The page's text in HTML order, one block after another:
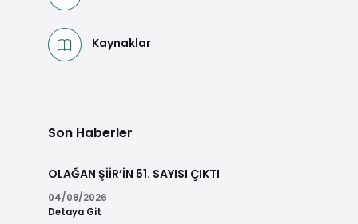
Kaynaklar
Son Haberler
OLAĞAN ŞİİR’İN 51. SAYISI ÇIKTI
04/08/2026
Detaya Git